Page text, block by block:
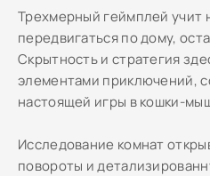
Трехмерный геймплей учит
передвигаться по дому,
Скрытность и стратегия
элементами приключений,
настоящей игры в кошки-
Исследование комнат
повороты и